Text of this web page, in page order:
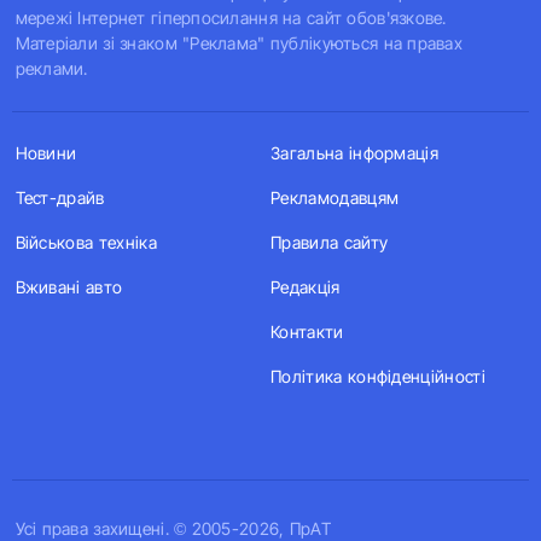
мережі Інтернет гіперпосилання на сайт обов'язкове.
Матеріали зі знаком "Реклама" публікуються на правах
реклами.
Усi права захищенi. © 2005-2026, ПрАТ
Новини
Тест-драйв
Військова техніка
Вживані авто
Загальна інформація
Рекламодавцям
Правила сайту
Редакція
Контакти
Політика конфіденційності